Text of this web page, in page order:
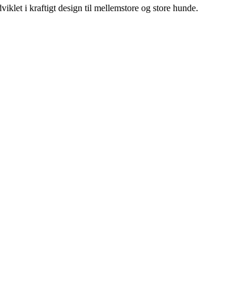
i kraftigt design til mellemstore og store hunde.